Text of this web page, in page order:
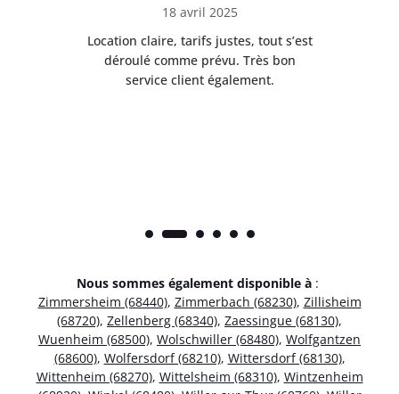
18 avril 2025
Location claire, tarifs justes, tout s’est
déroulé comme prévu. Très bon
service client également.
Nous sommes également disponible à :
Zimmersheim (68440), Zimmerbach (68230), Zillisheim
(68720), Zellenberg (68340), Zaessingue (68130),
Wuenheim (68500), Wolschwiller (68480), Wolfgantzen
(68600), Wolfersdorf (68210), Wittersdorf (68130),
Wittenheim (68270), Wittelsheim (68310), Wintzenheim